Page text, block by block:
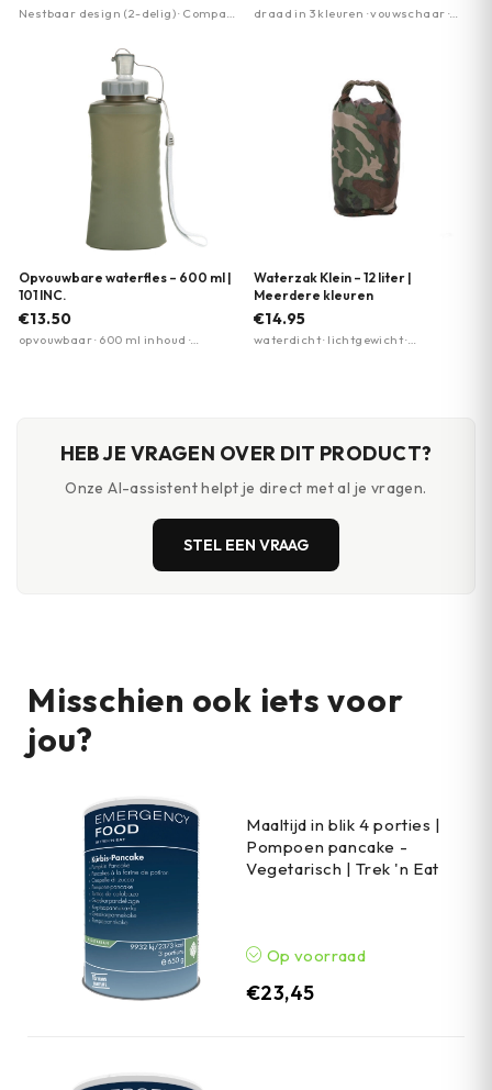
Nestbaar design (2-delig) · Compact
draad in 3 kleuren · vouwschaar ·
Opvouwbare waterfles – 600 ml |
101 INC.
€13.50
opvouwbaar · 600 ml inhoud ·
Waterzak Klein – 12 liter |
Meerdere kleuren
€14.95
waterdicht · lichtgewicht ·
HEB JE VRAGEN OVER DIT PRODUCT?
Onze AI-assistent helpt je direct met al je vragen.
STEL EEN VRAAG
Misschien ook iets voor
jou?
Maaltijd in blik 4 porties |
Pompoen pancake -
Vegetarisch | Trek 'n Eat
Op voorraad
€23,45